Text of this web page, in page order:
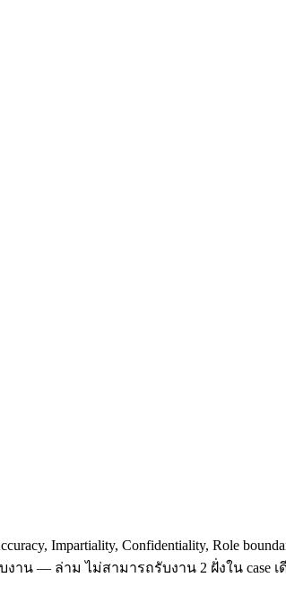
Impartiality, Confidentiality, Role
งาน — ล่าม ไม่สามารถรับงาน 2 ฝั่งใน case เ